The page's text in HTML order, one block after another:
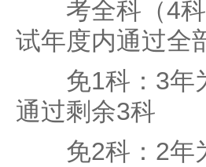
考全科（4科
试年度内通过全
免1科：3年为
通过剩余3科
免2科：2年为